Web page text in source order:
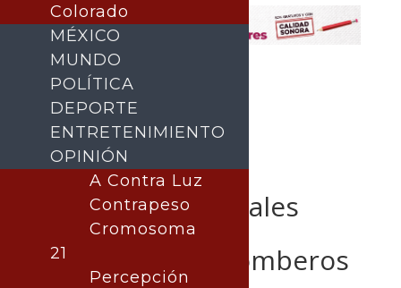
Incendio en Nogales
activa protocolo
binacional de bomberos
Colorado
MÉXICO
MUNDO
POLÍTICA
DEPORTE
ENTRETENIMIENTO
OPINIÓN
A Contra Luz
Contrapeso
Cromosoma
21
Percepción